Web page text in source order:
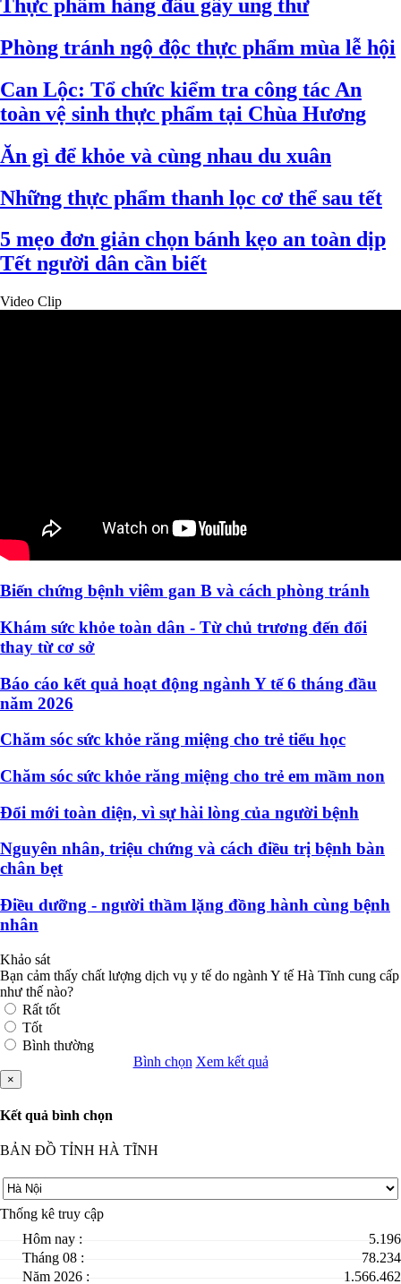
Thực phẩm hàng đầu gây ung thư
Phòng tránh ngộ độc thực phẩm mùa lễ hội
Can Lộc: Tổ chức kiểm tra công tác An
toàn vệ sinh thực phẩm tại Chùa Hương
Ăn gì để khỏe và cùng nhau du xuân
Những thực phẩm thanh lọc cơ thể sau tết
5 mẹo đơn giản chọn bánh kẹo an toàn dịp
Tết người dân cần biết
Video Clip
Biến chứng bệnh viêm gan B và cách phòng tránh
Khám sức khỏe toàn dân - Từ chủ trương đến đổi
thay từ cơ sở
Báo cáo kết quả hoạt động ngành Y tế 6 tháng đầu
năm 2026
Chăm sóc sức khỏe răng miệng cho trẻ tiểu học
Chăm sóc sức khỏe răng miệng cho trẻ em mầm non
Đổi mới toàn diện, vì sự hài lòng của người bệnh
Nguyên nhân, triệu chứng và cách điều trị bệnh bàn
chân bẹt
Điều dưỡng - người thầm lặng đồng hành cùng bệnh
nhân
Khảo sát
Bạn cảm thấy chất lượng dịch vụ y tế do ngành Y tế Hà Tĩnh cung cấp
như thế nào?
Rất tốt
Tốt
Bình thường
Bình chọn Xem kết quả
×
Kết quả bình chọn
BẢN ĐỒ TỈNH HÀ TĨNH
Thống kê truy cập
Hôm nay :
5.196
Tháng 08 :
78.234
Năm 2026 :
1.566.462